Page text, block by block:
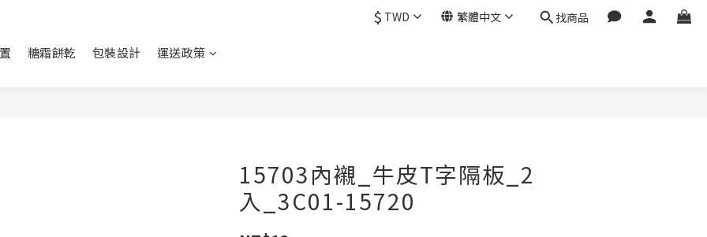
$ TWD 繁體中文 找商品
糖霜餅乾 包裝設計 運送政策
15703內襯_牛皮T字隔板_2
入_3C01-15720